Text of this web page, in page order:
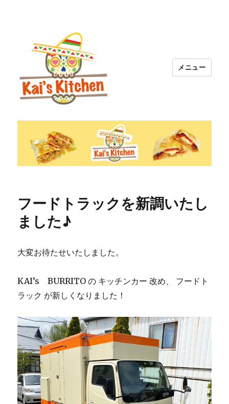
就労継続支援Ｂ型 Kai カイズブリト
メニュー
フードトラックを新調いたし
ました♪
大変お待たせいたしました。
KAI’s BURRITO の キッチンカー 改め、 フードト
ラック が新しくなりました！